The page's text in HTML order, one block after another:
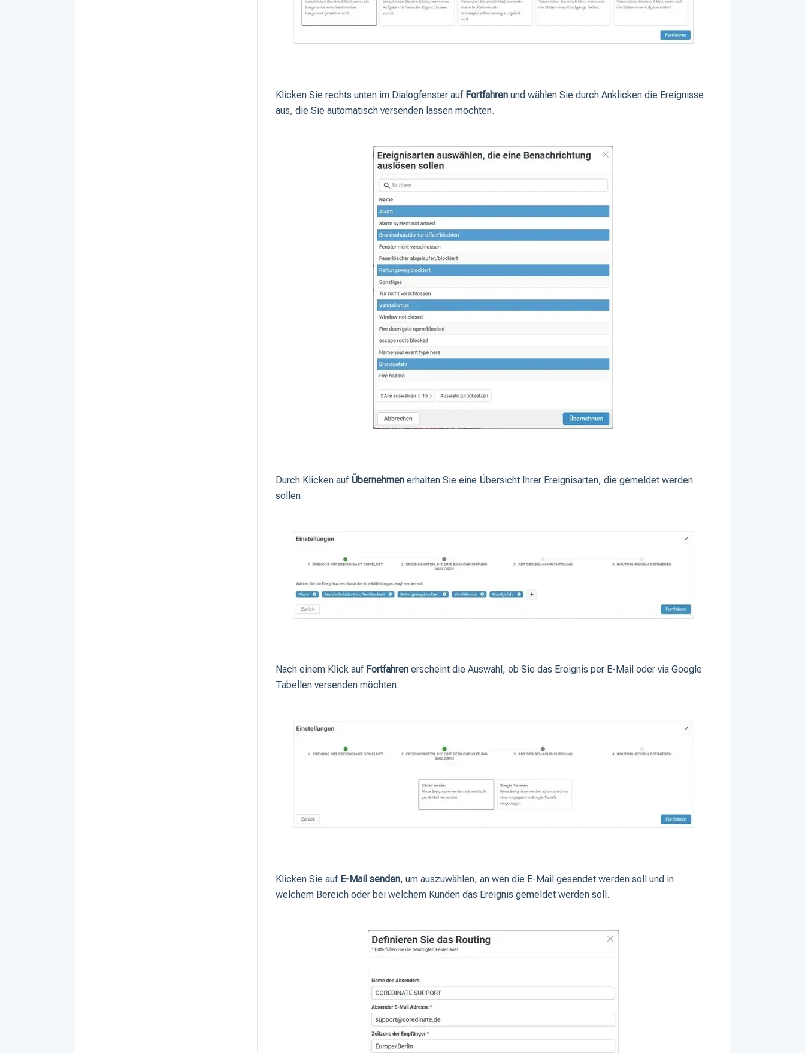
Klicken Sie rechts unten im Dialogfenster auf Fortfahrenund wählen Sie durch Anklicken die Ereignisse
aus, die Sie automatisch versenden lassen möchten.
Durch Klicken auf Übernehmenerhalten Sie eine Übersicht Ihrer Ereignisarten, die gemeldet werden
sollen.
Nach einem Klick auf Fortfahrenerscheint die Auswahl, ob Sie das Ereignis per E-Mail oder via Google
Tabellen versenden möchten.
Klicken Sie auf E-Mail senden, um auszuwählen, an wen die E-Mail gesendet werden soll und in
welchem Bereich oder bei welchem Kunden das Ereignis gemeldet werden soll.